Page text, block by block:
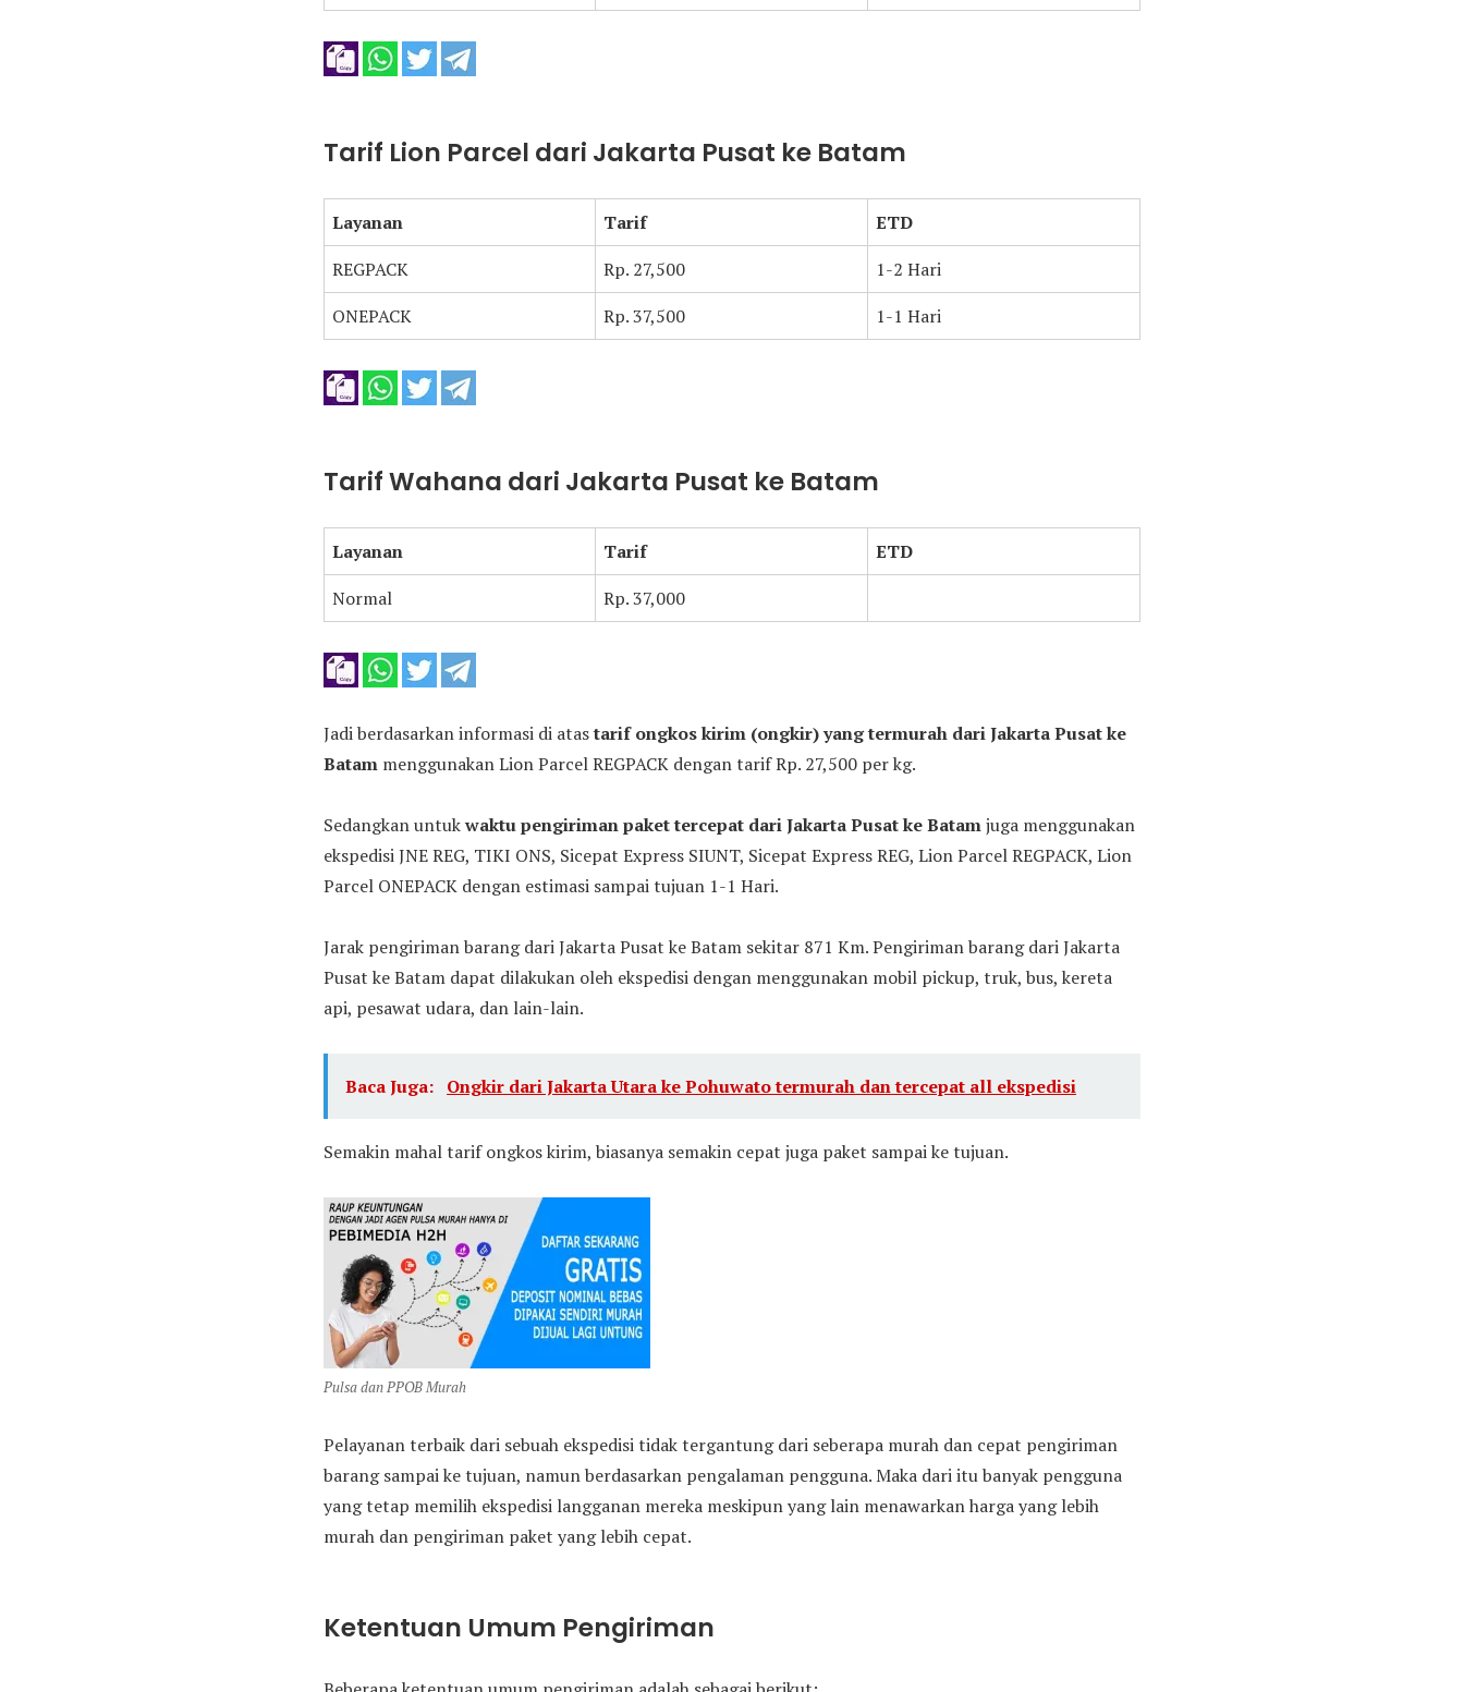
Tarif Lion Parcel dari Jakarta Pusat ke Batam
Layanan Tarif
ETD
REGPACK
Rp. 27,500
1-2 Hari
ONEPACK
Rp. 37,500 1-1 Hari
Tarif Wahana dari Jakarta Pusat ke Batam
Layanan Tarif
ETD
Normal
Rp. 37,000
Jadi berdasarkan informasi di atastarif ongkos kirim (ongkir) yang termurah dari Jakarta Pusat ke
Batam menggunakan Lion Parcel REGPACK dengan tarif Rp. 27,500 per kg.
Sedangkan untukwaktu pengiriman paket tercepat dari Jakarta Pusat ke Batamjuga menggunakan
ekspedisi JNE REG, TIKI ONS, Sicepat Express SIUNT, Sicepat Express REG, Lion Parcel REGPACK, Lion
Parcel ONEPACK dengan estimasi sampai tujuan 1-1 Hari.
Jarak pengiriman barang dari Jakarta Pusat ke Batam sekitar 871 Km. Pengiriman barang dari Jakarta
Pusat ke Batam dapat dilakukan oleh ekspedisi dengan menggunakan mobil pickup, truk, bus, kereta
api, pesawat udara, dan lain-lain.
Baca Juga: Ongkir dari Jakarta Utara ke Pohuwato termurah dan tercepat all ekspedisi
Semakin mahal tarif ongkos kirim, biasanya semakin cepat juga paket sampai ke tujuan.
Pulsa dan PPOB Murah
Pelayanan terbaik dari sebuah ekspedisi tidak tergantung dari seberapa murah dan cepat pengiriman
barang sampai ke tujuan, namun berdasarkan pengalaman pengguna. Maka dari itu banyak pengguna
yang tetap memilih ekspedisi langganan mereka meskipun yang lain menawarkan harga yang lebih
murah dan pengiriman paket yang lebih cepat.
Ketentuan Umum Pengiriman